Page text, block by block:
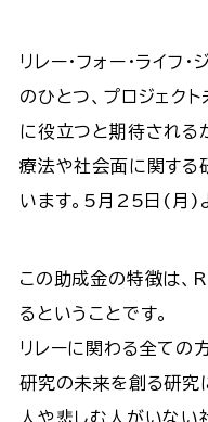
リレー・フォー・ライフ
のひとつ、プロジェク
に役立つと期待される
療法や社会面に関する
います。5月25日(月)
この助成金の特徴は、
るということです。
リレーに関わる全ての
研究の未来を創る研究
人や悲しむ人がいない